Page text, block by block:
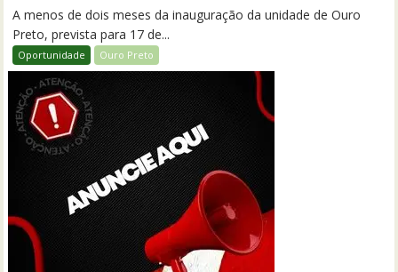
A menos de dois meses da inauguração da unidade de Ouro
Preto, prevista para 17 de...
Oportunidade Ouro Preto